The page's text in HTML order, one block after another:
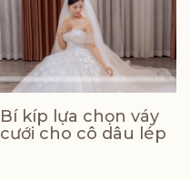
Bí kíp lựa chọn váy
cưới cho cô dâu lép